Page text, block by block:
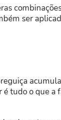
ser
é tudo o que a